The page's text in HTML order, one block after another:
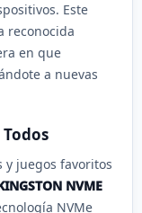
Este
reconocida
en que
a nuevas
juegos favoritos
NVME
NVMe